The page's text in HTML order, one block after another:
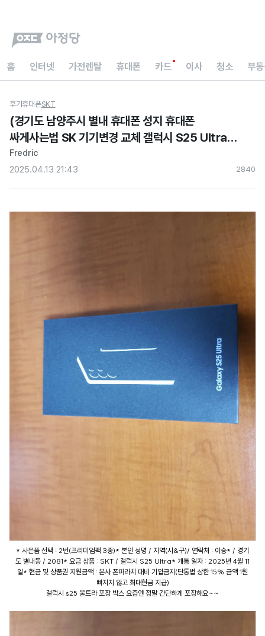
홈 인터넷 가전렌탈 휴대폰 카드 이사 청소 부
후기휴대폰SKT
(경기도 남양주시 별내 휴대폰 성지 휴대폰
싸게사는법 SK 기기변경 교체 갤럭시 S25 Ultra
그래이 현금지원 아정당 내돈내산)
Fredric
2025.04.13 21:43
2840
* 사은품 선택 : 2번(프리미엄팩 3종)* 본인 성명 / 지역(시&구)/ 연락처 : 이승* / 경기
도 별내동 / 2081* 요금 상품 : SKT / 갤럭시 S25 Ultra* 개통 일자 : 2025년 4월 11
일* 현금 및 상품권 지원금액 : 본사 폰파라치 대비 기입금지(단통법 상한 15% 금액 1원
빠지지 않고 최대현금 지급)
갤럭시 s25 울트라 포장 박스 요즘엔 정말 간단하게 포장해요~~